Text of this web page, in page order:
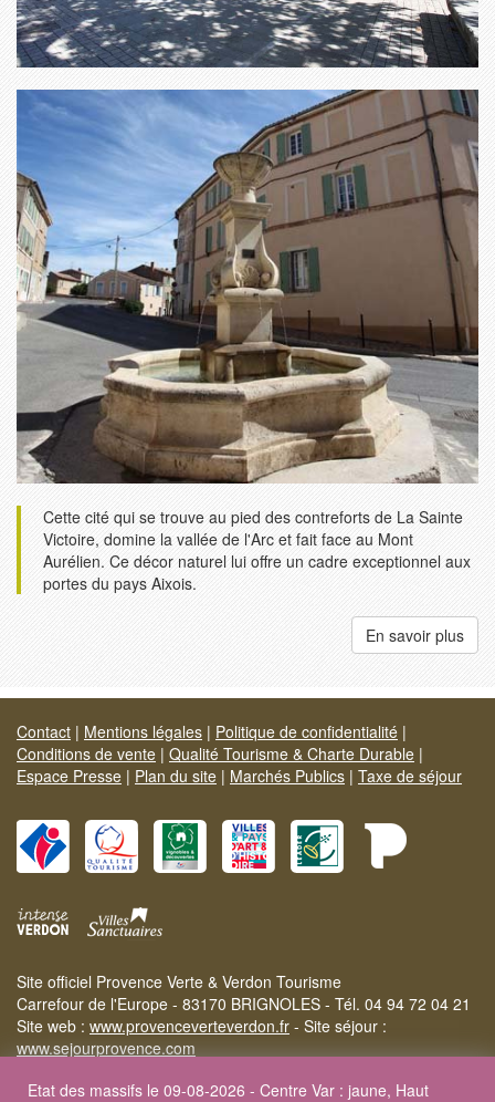
Cette cité qui se trouve au pied des contreforts de La Sainte
Victoire, domine la vallée de l'Arc et fait face au Mont
Aurélien. Ce décor naturel lui offre un cadre exceptionnel aux
portes du pays Aixois.
En savoir plus
Contact | Mentions légales | Politique de confidentialité |
Conditions de vente | Qualité Tourisme & Charte Durable |
Espace Presse | Plan du site | Marchés Publics | Taxe de séjour
Site officiel Provence Verte & Verdon Tourisme
Carrefour de l'Europe - 83170 BRIGNOLES - Tél. 04 94 72 04 21
Site web : www.provenceverteverdon.fr - Site séjour :
www.sejourprovence.com
Etat des massifs le 09-08-2026 - Centre Var : jaune, Haut